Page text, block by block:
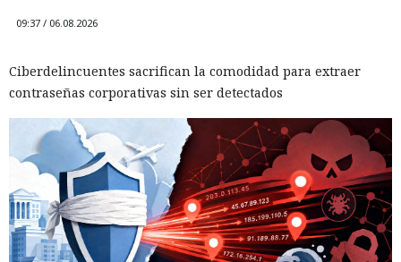
09:37 / 06.08.2026
Ciberdelincuentes sacrifican la comodidad para extraer
contraseñas corporativas sin ser detectados